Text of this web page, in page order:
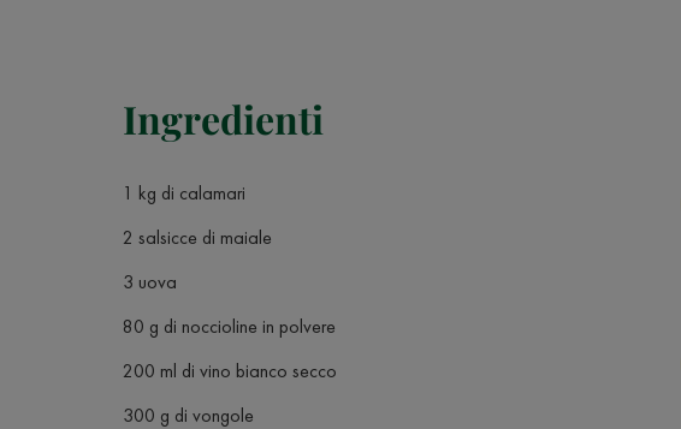
Ingredienti
1 kg di calamari
2 salsicce di maiale
3 uova
80 g di noccioline in polvere
200 ml di vino bianco secco
300 g di vongole